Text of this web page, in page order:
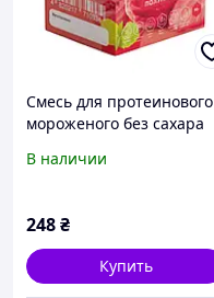
Смесь для протеинового
мороженого без сахара
Клубника, 90 г
В наличии
248₴
Купить